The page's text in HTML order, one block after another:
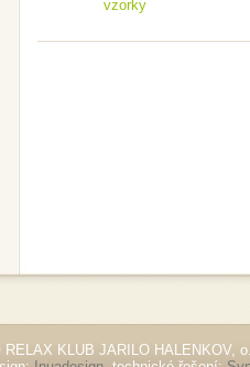
vzorky
KLUB JARILO HALENKOV,